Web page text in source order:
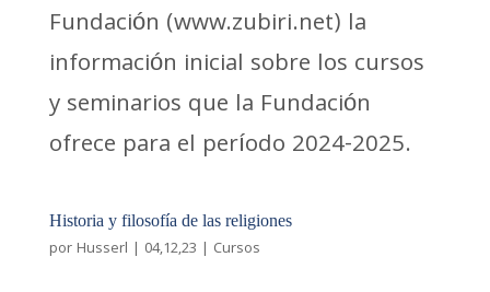
Fundación (www.zubiri.net) la
información inicial sobre los cursos
y seminarios que la Fundación
ofrece para el período 2024-2025.
Historia y filosofía de las religiones
por Husserl | 04,12,23 | Cursos